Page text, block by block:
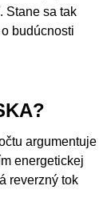
Stane sa tak
budúcnosti
argumentuje
energetickej
reverzný tok